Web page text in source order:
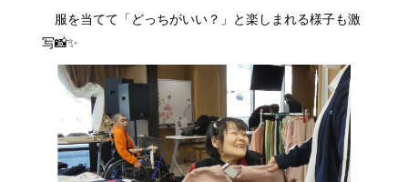
服を当てて「どっちがいい？」と楽しまれる様子も激
写📸✨